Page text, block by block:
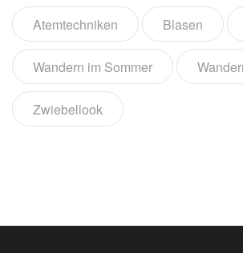
Atemtechniken Blasen
Wandern im Sommer
Zwiebellook